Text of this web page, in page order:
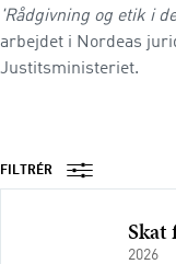
'Rådgivning og etik i
arbejdet i Nordeas
Justitsministeriet.
FILTRÉR
Skat
2026